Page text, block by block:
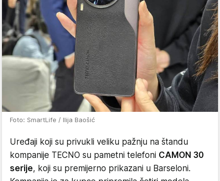
Foto: SmartLife / Ilija Baošić
Uređaji koji su privukli veliku pažnju na štandu
kompanije TECNO su pametni telefoni CAMON 30
serije, koji su premijerno prikazani u Barseloni.